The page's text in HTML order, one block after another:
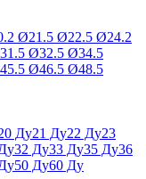
Ø21.5 Ø22.5 Ø24.2
31.5 Ø32.5 Ø34.5
45.5 Ø46.5 Ø48.5
Ду21 Ду22 Ду23
32 Ду33 Ду35 Ду36
50 Ду60 Ду